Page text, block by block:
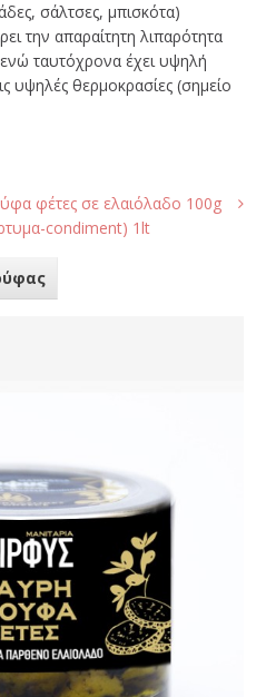
σάλτσες, μπισκότα)
την απαραίτητη λιπαρότητα
ταυτόχρονα έχει υψηλή
υψηλές θερμοκρασίες (σημείο
φέτες σε ελαιόλαδο 100g
condiment) 1lt